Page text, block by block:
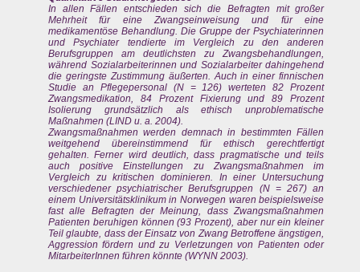
In allen Fällen entschieden sich die Befragten mit großer
Mehrheit für eine Zwangseinweisung und für eine
medikamentöse Behandlung. Die Gruppe der Psychiaterinnen
und Psychiater tendierte im Vergleich zu den anderen
Berufsgruppen am deutlichsten zu Zwangsbehandlungen,
während Sozialarbeiterinnen und Sozialarbeiter dahingehend
die geringste Zustimmung äußerten. Auch in einer finnischen
Studie an Pflegepersonal (N = 126) werteten 82 Prozent
Zwangsmedikation, 84 Prozent Fixierung und 89 Prozent
Isolierung grundsätzlich als ethisch unproblematische
Maßnahmen (LIND u. a. 2004).
Zwangsmaßnahmen werden demnach in bestimmten Fällen
weitgehend übereinstimmend für ethisch gerechtfertigt
gehalten. Ferner wird deutlich, dass pragmatische und teils
auch positive Einstellungen zu Zwangsmaßnahmen im
Vergleich zu kritischen dominieren. In einer Untersuchung
verschiedener psychiatrischer Berufsgruppen (N = 267) an
einem Universitätsklinikum in Norwegen waren beispielsweise
fast alle Befragten der Meinung, dass Zwangsmaßnahmen
Patienten beruhigen können (93 Prozent), aber nur ein kleiner
Teil glaubte, dass der Einsatz von Zwang Betroffene ängstigen,
Aggression fördern und zu Verletzungen von Patienten oder
MitarbeiterInnen führen könnte (WYNN 2003).